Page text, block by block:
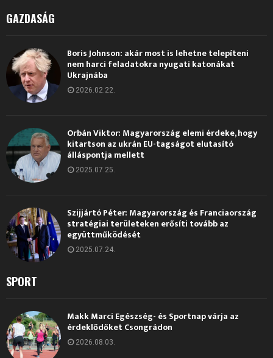
GAZDASÁG
Boris Johnson: akár most is lehetne telepíteni
nem harci feladatokra nyugati katonákat
Ukrajnába
2026.02.22.
Orbán Viktor: Magyarország elemi érdeke, hogy
kitartson az ukrán EU-tagságot elutasító
álláspontja mellett
2025.07.25.
Szijjártó Péter: Magyarország és Franciaország
stratégiai területeken erősíti tovább az
együttműködését
2025.07.24.
SPORT
Makk Marci Egészség- és Sportnap várja az
érdeklődőket Csongrádon
2026.08.03.